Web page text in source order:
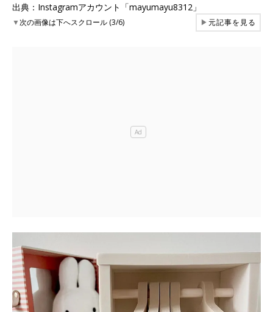
出典：Instagramアカウント「mayumayu8312」
▼次の画像は下へスクロール (3/6) ▶元記事を見る